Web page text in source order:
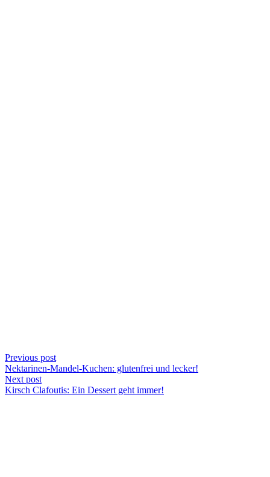
Previous post
Nektarinen-Mandel-Kuchen: glutenfrei und lecker!
Next post
Kirsch Clafoutis: Ein Dessert geht immer!